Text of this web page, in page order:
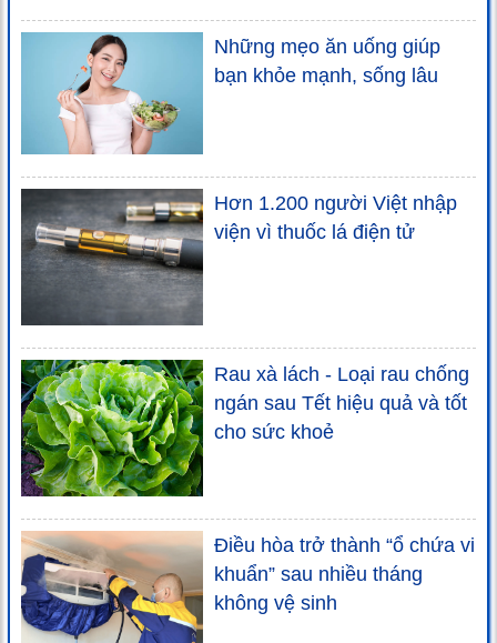
Những mẹo ăn uống giúp
bạn khỏe mạnh, sống lâu
Hơn 1.200 người Việt nhập
viện vì thuốc lá điện tử
Rau xà lách - Loại rau chống
ngán sau Tết hiệu quả và tốt
cho sức khoẻ
Điều hòa trở thành “ổ chứa vi
khuẩn” sau nhiều tháng
không vệ sinh